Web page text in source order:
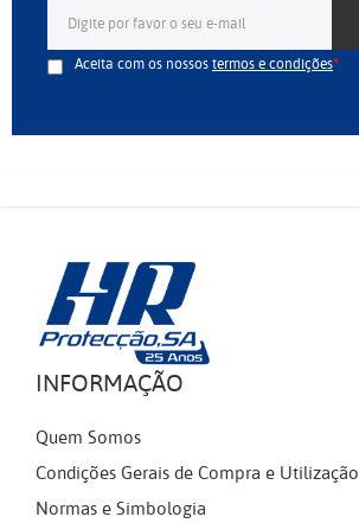
Aceita com os nossostermos e condições
INFORMAÇÃO
Quem Somos
Condições Gerais de Compra e Utilização
Normas e Simbologia